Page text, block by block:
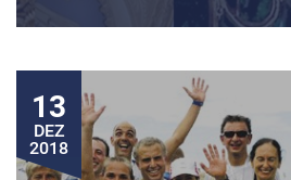
13
DEZ
2018